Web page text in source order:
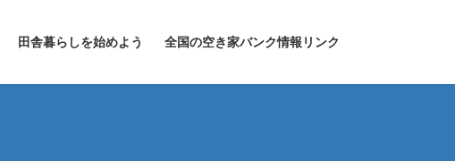
田舎暮らしを始めよう 全国の空き家バンク情報リンク